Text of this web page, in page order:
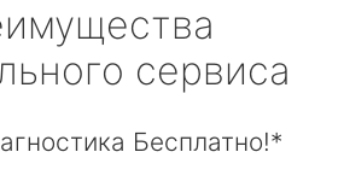
сервиса
Бесплатно!*